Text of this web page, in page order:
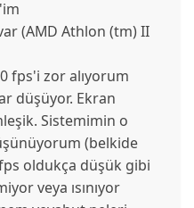
(AMD Athlon (tm) II
fps'i zor alıyorum
düşüyor. Ekran
Sistemimin o
(belkide
oldukça düşük gibi
veya ısınıyor